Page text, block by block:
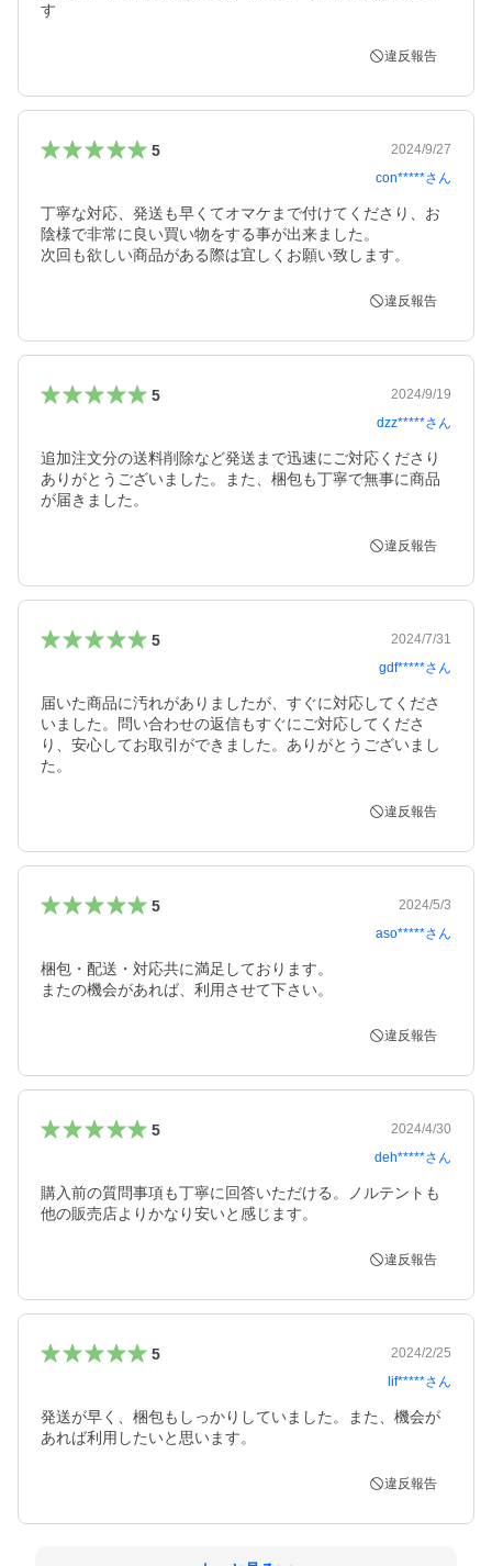
す
違反報告
5
2024/9/27
con*****さん
丁寧な対応、発送も早くてオマケまで付けてくださり、お
陰様で非常に良い買い物をする事が出来ました。
次回も欲しい商品がある際は宜しくお願い致します。
違反報告
5
2024/9/19
dzz*****さん
追加注文分の送料削除など発送まで迅速にご対応くださり
ありがとうございました。また、梱包も丁寧で無事に商品
が届きました。
違反報告
5
2024/7/31
gdf*****さん
届いた商品に汚れがありましたが、すぐに対応してくださ
いました。問い合わせの返信もすぐにご対応してくださ
り、安心してお取引ができました。ありがとうございまし
た。
違反報告
5
2024/5/3
aso*****さん
梱包・配送・対応共に満足しております。
またの機会があれば、利用させて下さい。
違反報告
5
2024/4/30
deh*****さん
購入前の質問事項も丁寧に回答いただける。ノルテントも
他の販売店よりかなり安いと感じます。
違反報告
5
2024/2/25
lif*****さん
発送が早く、梱包もしっかりしていました。また、機会が
あれば利用したいと思います。
違反報告